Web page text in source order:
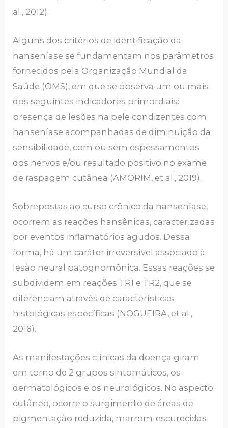
al., 2012).
Alguns dos critérios de identificação da
hanseníase se fundamentam nos parâmetros
fornecidos pela Organização Mundial da
Saúde (OMS), em que se observa um ou mais
dos seguintes indicadores primordiais:
presença de lesões na pele condizentes com
hanseníase acompanhadas de diminuição da
sensibilidade, com ou sem espessamentos
dos nervos e/ou resultado positivo no exame
de raspagem cutânea (AMORIM, et al., 2019).
Sobrepostas ao curso crônico da hanseníase,
ocorrem as reações hansênicas, caracterizadas
por eventos inflamatórios agudos. Dessa
forma, há um caráter irreversível associado à
lesão neural patognomônica. Essas reações se
subdividem em reações TR1 e TR2, que se
diferenciam através de características
histológicas específicas (NOGUEIRA, et al.,
2016).
As manifestações clínicas da doença giram
em torno de 2 grupos sintomáticos, os
dermatológicos e os neurológicos. No aspecto
cutâneo, ocorre o surgimento de áreas de
pigmentação reduzida, marrom-escurecidas